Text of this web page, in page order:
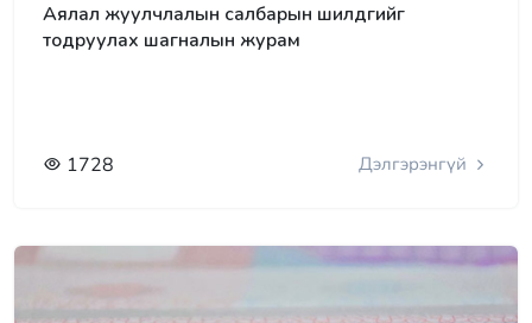
Аялал жуулчлалын салбарын шилдгийг
тодруулах шагналын журам
1728 Дэлгэрэнгүй